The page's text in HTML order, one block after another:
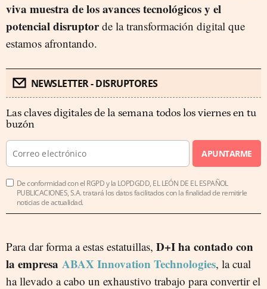
viva muestra de los avances tecnológicos y el
potencial disruptorde la transformación digital que
estamos afrontando.
NEWSLETTER - DISRUPTORES
Las claves digitales de la semana todos los viernes en tu
buzón
APUNTARME
De conformidad con el RGPD y la LOPDGDD, EL LEÓN DE EL ESPAÑOL
PUBLICACIONES, S.A. tratará los datos facilitados con la finalidad de remitirle
noticias de actualidad.
Para dar forma a estas estatuillas, D+I ha contado con
la empresa ABAX Innovation Technologies, la cual
ha llevado a cabo un exhaustivo trabajo para convertir el